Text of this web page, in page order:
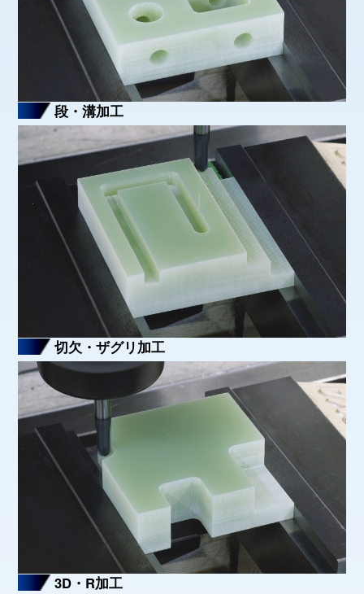
段・溝加工
切欠・ザグリ加工
3D・R加工